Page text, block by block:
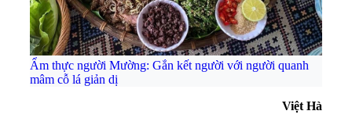
Ẩm thực người Mường: Gắn kết người với người quanh
mâm cỗ lá giản dị
Việt Hà